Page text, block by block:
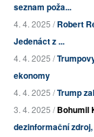
seznam poža...
4. 4. 2025 /Robert
Jedenáct z ...
4. 4. 2025 /
ekonomy
4. 4. 2025 /Trump
3. 4. 2025 /Bohumil
dezinformační